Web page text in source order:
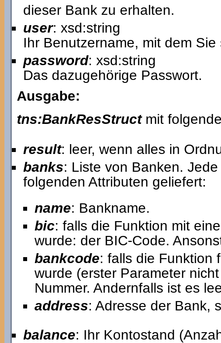
dieser Bank zu erhalten.
user: xsd:string
Ihr Benutzername, mit dem
password: xsd:string
Das dazugehörige Passwort.
Ausgabe:
tns:BankResStructmit
result: leer, wenn alles in
banks: Liste von Banken.
folgenden Attributen geliefert:
name: Bankname.
bic: falls die Funktion mit
wurde: der BIC-Code.
bankcode: falls die Funktion
wurde (erster Parameter
Nummer. Andernfalls ist es
address: Adresse der Bank,
balance: Ihr Kontostand